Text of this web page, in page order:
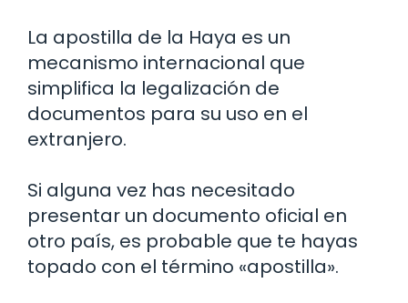
La apostilla de la Haya es un
mecanismo internacional que
simplifica la legalización de
documentos para su uso en el
extranjero.
Si alguna vez has necesitado
presentar un documento oficial en
otro país, es probable que te hayas
topado con el término «apostilla».